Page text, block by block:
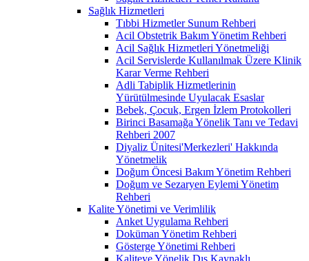
Sağlık Hizmetleri
Tıbbi Hizmetler Sunum Rehberi
Acil Obstetrik Bakım Yönetim Rehberi
Acil Sağlık Hizmetleri Yönetmeliği
Acil Servislerde Kullanılmak Üzere Klinik
Karar Verme Rehberi
Adli Tabiplik Hizmetlerinin
Yürütülmesinde Uyulacak Esaslar
Bebek, Çocuk, Ergen İzlem Protokolleri
Birinci Basamağa Yönelik Tanı ve Tedavi
Rehberi 2007
Diyaliz Ünitesi'Merkezleri' Hakkında
Yönetmelik
Doğum Öncesi Bakım Yönetim Rehberi
Doğum ve Sezaryen Eylemi Yönetim
Rehberi
Kalite Yönetimi ve Verimlilik
Anket Uygulama Rehberi
Doküman Yönetim Rehberi
Gösterge Yönetimi Rehberi
Kaliteye Yönelik Dış Kaynaklı